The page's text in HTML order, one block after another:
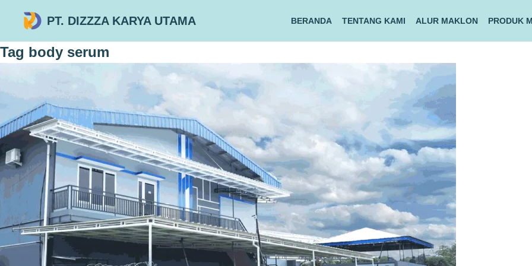
PT. DIZZZA KARYA UTAMA BERANDA TENTANG KAMI ALUR MAKLON PRODUK
Tag body serum